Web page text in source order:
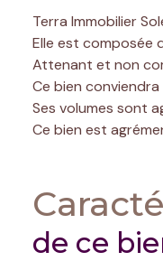
Terra Immobilier
Elle est composée
Attenant et non
Ce bien
Ses volumes sont
Ce bien est
de ce